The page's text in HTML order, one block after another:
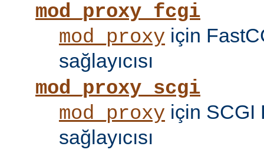
mod_proxy_fcgi
mod_proxy için
sağlayıcısı
mod_proxy_scgi
mod_proxy için SCGI
sağlayıcısı